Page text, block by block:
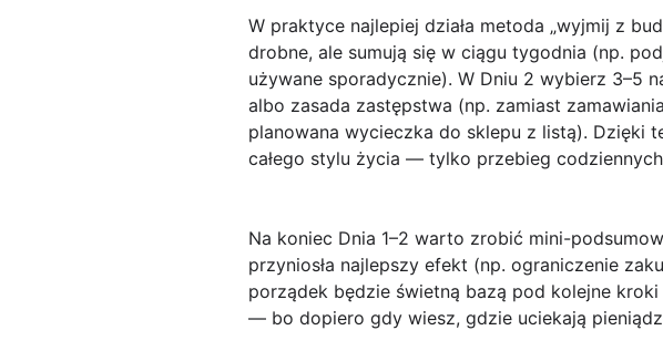
W praktyce najlepiej działa metoda „wyjmij z
drobne, ale sumują się w ciągu tygodnia (np.
używane sporadycznie). W Dniu 2 wybierz 3–5
albo zasada zastępstwa (np. zamiast
planowana wycieczka do sklepu z listą). Dzięki
całego stylu życia — tylko przebieg
Na koniec Dnia 1–2 warto zrobić mini-
przyniosła najlepszy efekt (np. ograniczenie
porządek będzie świetną bazą pod kolejne
— bo dopiero gdy wiesz, gdzie uciekają